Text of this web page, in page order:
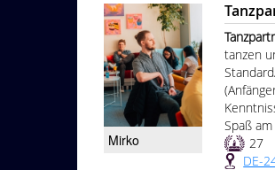
Mirko
tanzen
Spaß
27
DE-